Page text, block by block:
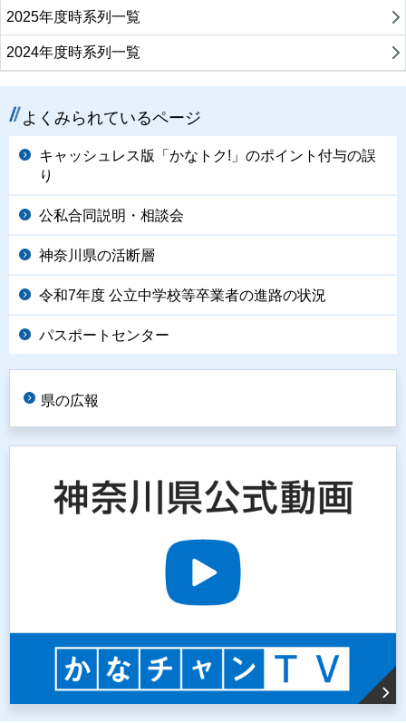
2025年度時系列一覧
2024年度時系列一覧
よくみられているページ
キャッシュレス版「かなトク!」のポイント付与の誤
り
公私合同説明・相談会
神奈川県の活断層
令和7年度 公立中学校等卒業者の進路の状況
パスポートセンター
県の広報